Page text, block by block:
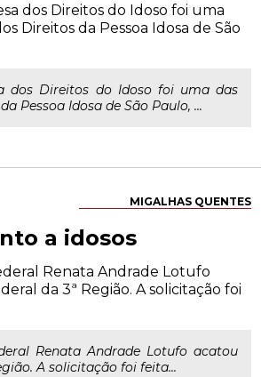
dos Direitos do Idoso foi uma
Direitos da Pessoa Idosa de São
dos Direitos do Idoso foi uma das
Pessoa Idosa de São Paulo, ...
MIGALHAS QUENTES
a idosos
Renata Andrade Lotufo
da 3ª Região. A solicitação foi
Renata Andrade Lotufo acatou
A solicitação foi feita...